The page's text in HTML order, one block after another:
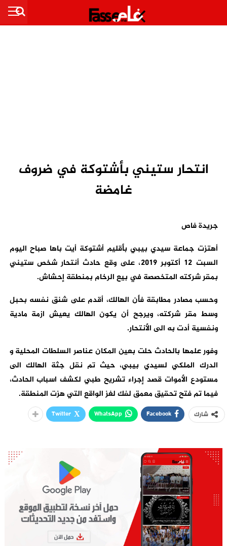
انتحار ستيني بأشتوكة في ضروف
غامضة
جريدة فاص
أهتزت جماعة سيدي بيبي بأقليم أشتوكة أيت باها صباح اليوم
السبت 12 أكتوبر 2019، على وقع حادث أنتحار شخص ستيني
بمقر شركته المتخصصة في بيع الرخام بمنطقة إحشاش.
وحسب مصادر مطابقة فأن الهالك، أقدم على شنق نفسه بحبل
وسط مقر شركته، ويرجح أن يكون الهالك يعيش ازمة مادية
ونفسية أدت به الى الأنتحار.
وفور علمها بالحادث حلت بعين المكان عناصر السلطات المحلية و
الدرك الملكي لسيدي بيبي، حيث تم نقل جثة الهالك الى
مستودع الأموات قصد إجراء تشريح طبي لكشف اسباب الحادث،
فيما تم فتح تحقيق معمق لفك لغز الواقع التي هزت المنطقة.
شارك Facebook
WhatsApp
Twitter